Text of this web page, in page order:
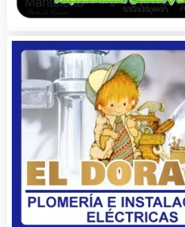
Asesoría Fiscal
Asilos
Asociaciones Civiles
Asociaciones Empresariales
Audio, Sonido e Iluminación